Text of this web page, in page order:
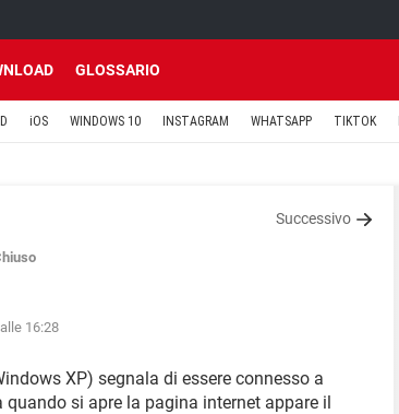
GLOSSARIO
iOS WINDOWS 10 INSTAGRAM WHATSAPP TIKTOK
Successivo
16:28
XP) segnala di essere connesso a
quando si apre la pagina internet appare il